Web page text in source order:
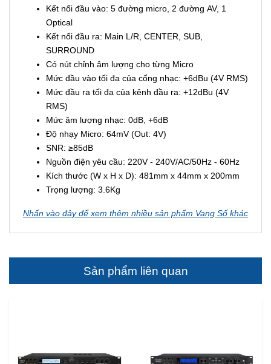
Kết nối đầu vào: 5 đường micro, 2 đường AV, 1
Optical
Kết nối đầu ra: Main L/R, CENTER, SUB,
SURROUND
Có nút chỉnh âm lượng cho từng Micro
Mức đầu vào tối đa của cổng nhạc: +6dBu (4V RMS)
Mức đầu ra tối đa của kênh đầu ra: +12dBu (4V
RMS)
Mức âm lượng nhạc: 0dB, +6dB
Độ nhạy Micro: 64mV (Out: 4V)
SNR: ≥85dB
Nguồn điện yêu cầu: 220V - 240V/AC/50Hz - 60Hz
Kích thước (W x H x D): 481mm x 44mm x 200mm
Trọng lượng: 3.6Kg
Nhấn vào đây để xem thêm nhiều sản phẩm Vang Số khác
Sản phẩm liên quan